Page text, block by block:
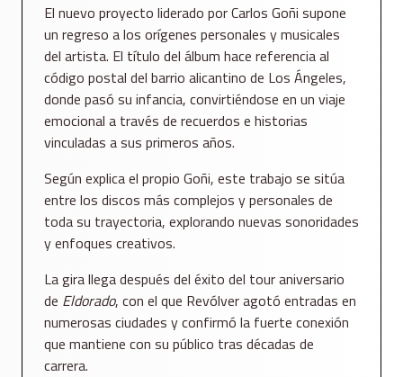
El nuevo proyecto liderado porCarlos Goñi supone
un regreso a los orígenes personales y musicales
del artista. El título del álbum hace referencia al
código postal del barrio alicantino de Los Ángeles,
donde pasó su infancia, convirtiéndose en un viaje
emocional a través de recuerdos e historias
vinculadas a sus primeros años.
Según explica el propio Goñi, este trabajo se sitúa
entre los discos más complejos y personales de
toda su trayectoria, explorando nuevas sonoridades
y enfoques creativos.
La gira llega después del éxito del tour aniversario
de Eldorado, con el que Revólver agotó entradas en
numerosas ciudades y confirmó la fuerte conexión
que mantiene con su público tras décadas de
carrera.